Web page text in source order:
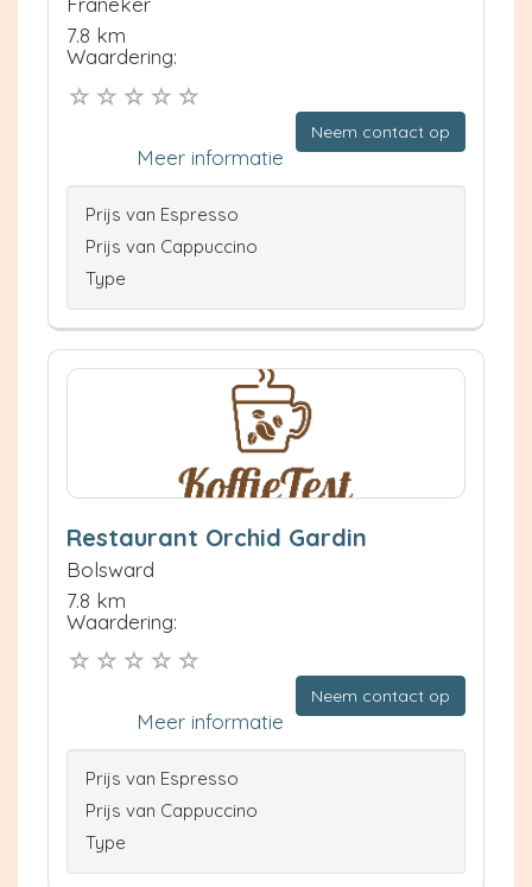
7.8 km
Waardering:
Neem contact op
Meer informatie
Prijs van Espresso
Prijs van Cappuccino
Type
Restaurant Orchid Gardin
Bolsward
7.8 km
Waardering:
Neem contact op
Meer informatie
Prijs van Espresso
Prijs van Cappuccino
Type